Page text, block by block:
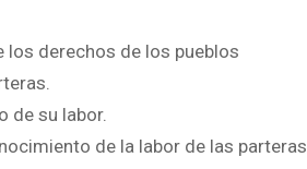
los derechos de los pueblos
de su labor.
de la labor de las parteras